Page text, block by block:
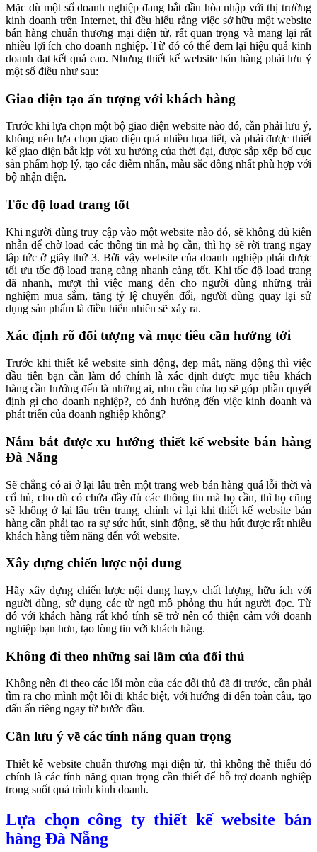
Mặc dù một số doanh nghiệp đang bắt đầu hòa nhập với thị trường
kinh doanh trên Internet, thì đều hiểu rằng việc sở hữu một website
bán hàng chuẩn thương mại điện tử, rất quan trọng và mang lại rất
nhiều lợi ích cho doanh nghiệp. Từ đó có thể đem lại hiệu quả kinh
doanh đạt kết quả cao. Nhưng thiết kế website bán hàng phải lưu ý
một số điều như sau:
Giao diện tạo ấn tượng với khách hàng
Trước khi lựa chọn một bộ giao diện website nào đó, cần phải lưu ý,
không nên lựa chọn giao diện quá nhiều họa tiết, và phải được thiết
kế giao diện bắt kịp với xu hướng của thời đại, được sắp xếp bố cục
sản phẩm hợp lý, tạo các điểm nhấn, màu sắc đồng nhất phù hợp với
bộ nhận diện.
Tốc độ load trang tốt
Khi người dùng truy cập vào một website nào đó, sẽ không đủ kiên
nhẫn để chờ load các thông tin mà họ cần, thì họ sẽ rời trang ngay
lập tức ở giây thứ 3. Bởi vậy website của doanh nghiệp phải được
tối ưu tốc độ load trang càng nhanh càng tốt. Khi tốc độ load trang
đã nhanh, mượt thì việc mang đến cho người dùng những trải
nghiệm mua sắm, tăng tỷ lệ chuyển đổi, người dùng quay lại sử
dụng sản phẩm là điều hiển nhiên sẽ xảy ra.
Xác định rõ đối tượng và mục tiêu cần hướng tới
Trước khi thiết kế website sinh động, đẹp mắt, năng động thì việc
đầu tiên bạn cần làm đó chính là xác định được mục tiêu khách
hàng cần hướng đến là những ai, nhu cầu của họ sẽ góp phần quyết
định gì cho doanh nghiệp?, có ảnh hưởng đến việc kinh doanh và
phát triển của doanh nghiệp không?
Nắm bắt được xu hướng thiết kế website bán hàng
Đà Nẵng
Sẽ chẳng có ai ở lại lâu trên một trang web bán hàng quá lỗi thời và
cổ hủ, cho dù có chứa đầy đủ các thông tin mà họ cần, thì họ cũng
sẽ không ở lại lâu trên trang, chính vì lại khi thiết kế website bán
hàng cần phải tạo ra sự sức hút, sinh động, sẽ thu hút được rất nhiều
khách hàng tiềm năng đến với website.
Xây dựng chiến lược nội dung
Hãy xây dựng chiến lược nội dung hay,v chất lượng, hữu ích với
người dùng, sử dụng các từ ngũ mô phỏng thu hút người đọc. Từ
đó với khách hàng rất khó tính sẽ trở nên có thiện cảm với doanh
nghiệp bạn hơn, tạo lòng tin với khách hàng.
Không đi theo những sai lầm của đối thủ
Không nên đi theo các lối mòn của các đổi thủ đã đi trước, cần phải
tìm ra cho mình một lối đi khác biệt, với hướng đi đến toàn cầu, tạo
dấu ấn riêng ngay từ bước đầu.
Cần lưu ý về các tính năng quan trọng
Thiết kế website chuẩn thương mại điện tử, thì không thể thiếu đó
chính là các tính năng quan trọng cần thiết để hỗ trợ doanh nghiệp
trong suốt quá trình kinh doanh.
Lựa chọn công ty thiết kế website bán
hàng Đà Nẵng